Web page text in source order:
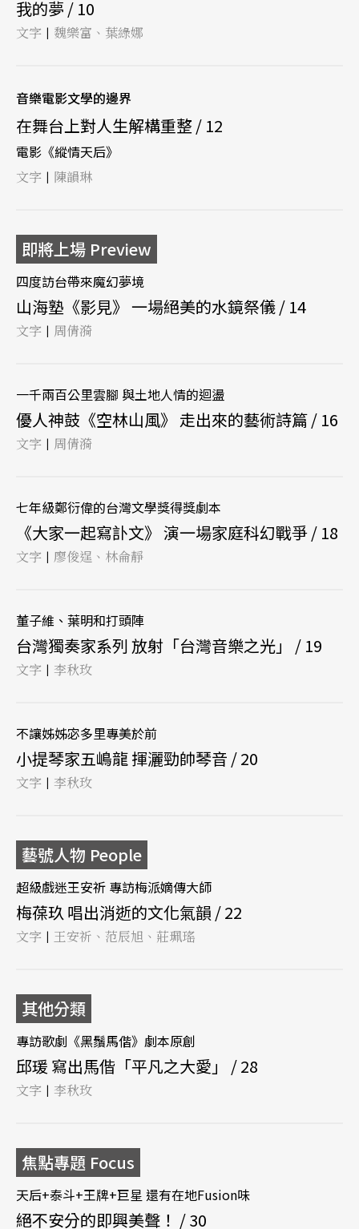
我的夢 / 10
文字 | 魏樂富、葉綠娜
音樂電影文學的邊界
在舞台上對人生解構重整 / 12
電影《縱情天后》
文字 | 陳韻琳
即將上場 Preview
四度訪台帶來魔幻夢境
山海塾《影見》 一場絕美的水鏡祭儀 / 14
文字 | 周倩漪
一千兩百公里雲腳 與土地人情的迴盪
優人神鼓《空林山風》 走出來的藝術詩篇 / 16
文字 | 周倩漪
七年級鄭衍偉的台灣文學獎得獎劇本
《大家一起寫訃文》 演一場家庭科幻戰爭 / 18
文字 | 廖俊逞、林侖靜
董子維、葉明和打頭陣
台灣獨奏家系列 放射「台灣音樂之光」 / 19
文字 | 李秋玫
不讓姊姊宓多里專美於前
小提琴家五嶋龍 揮灑勁帥琴音 / 20
文字 | 李秋玫
藝號人物 People
超級戲迷王安祈 專訪梅派嫡傳大師
梅葆玖 唱出消逝的文化氣韻 / 22
文字 | 王安祈、范辰旭、莊珮瑤
其他分類
專訪歌劇《黑鬚馬偕》劇本原創
邱瑗 寫出馬偕「平凡之大愛」 / 28
文字 | 李秋玫
焦點專題 Focus
天后+泰斗+王牌+巨星 還有在地Fusion味
絕不安分的即興美聲！ / 30